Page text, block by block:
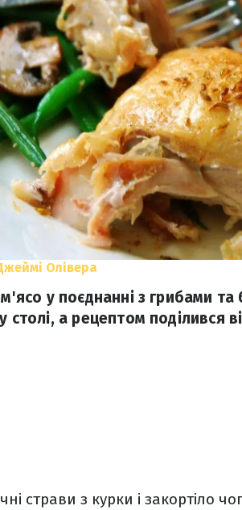
Олівера
у поєднанні з грибами
столі, а рецептом поділився
страви з курки і закортіло